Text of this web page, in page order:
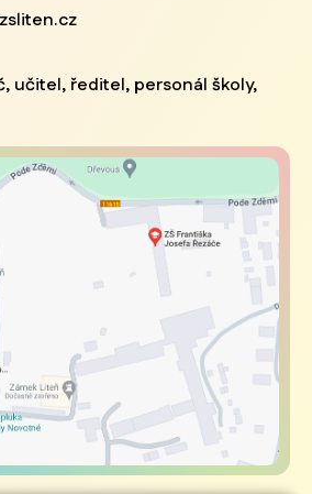
učitel, ředitel, personál školy,